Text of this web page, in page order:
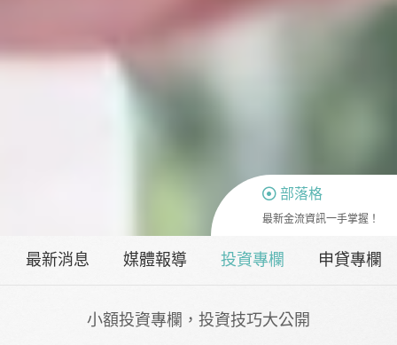
部落格
最新金流資訊一手掌握！
最新消息 媒體報導 投資專欄 申貸專欄
小額投資專欄，投資技巧大公開